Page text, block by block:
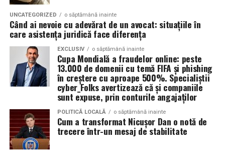
6. Personalizare inteligentă: nu
e vorba doar de un logo
Greșeala multor companii este că inscripționează un
obiect cu logo și atât. Darpersonalizarea de impact
înseamnă mai mult:
Folosește culori asociate brandului tău
Include un slogan sau un call-to-action
memorabil
Creșterea calității vieţii: mai puţine episoade acute,
mai puţină nevoie să lipsească de la şcoală sau de
la activităţi fizice.
Comparativ cu alte procedee
Proce­dul AREC se diferenţiază de alte metode de
inhalare sau salinoterapie prin:
Sarea nu provine din simple blocuri de sare sau
pereţi salini; nu este doar efect decorativ sau
wellness. În AREC, atmosfera este creată cu
UNCATEGORIZED o săptămână inainte
Când ai nevoie cu adevărat de un avocat: situațiile în
care asistența juridică face diferența
EXCLUSIV o săptămână inainte
Cupa Mondială a fraudelor online: peste
13.000 de domenii cu temă FIFA și phishing
în creștere cu aproape 500%. Specialiștii
cyber_Folks avertizează că și companiile
sunt expuse, prin conturile angajaților
POLITICĂ LOCALĂ o săptămână inainte
Cum a transformat Nicușor Dan o notă de
trecere într-un mesaj de stabilitate